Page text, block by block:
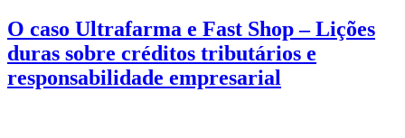
O caso Ultrafarma e Fast Shop – Lições
duras sobre créditos tributários e
responsabilidade empresarial